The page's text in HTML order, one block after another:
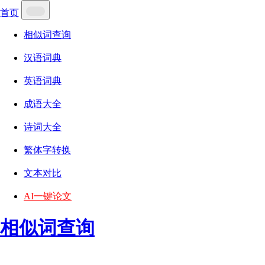
首页
相似词查询
汉语词典
英语词典
成语大全
诗词大全
繁体字转换
文本对比
AI一键论文
相似词查询